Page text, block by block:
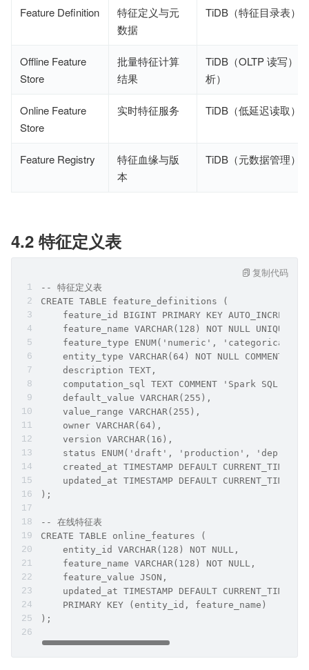
Feature Definition
特征定义与元
数据
TiDB（特征目录表）
Offline Feature
Store
批量特征计算
结果
TiDB（OLTP 读写）+
析）
Online Feature
Store
实时特征服务 TiDB（低延迟读取）
Feature Registry
特征血缘与版
本
TiDB（元数据管理）
4.2 特征定义表
-- 特征定义表
CREATE TABLE feature_definitions (
feature_id BIGINT PRIMARY KEY
    feature_name VARCHAR(128) NOT NULL UNIQUE,
feature_type ENUM('numeric', 'categorical',
entity_type VARCHAR(64) NOT NULL COMMENT '用户
    description TEXT,
computation_sql TEXT COMMENT 'Spark SQL 计算
    default_value VARCHAR(255),
    value_range VARCHAR(255),
    owner VARCHAR(64),
    version VARCHAR(16),
status ENUM('draft', 'production',
created_at TIMESTAMP DEFAULT
updated_at TIMESTAMP DEFAULT
);
-- 在线特征表
CREATE TABLE online_features (
    entity_id VARCHAR(128) NOT NULL,
    feature_name VARCHAR(128) NOT NULL,
    feature_value JSON,
updated_at TIMESTAMP DEFAULT
    PRIMARY KEY (entity_id, feature_name)
);
复制代码